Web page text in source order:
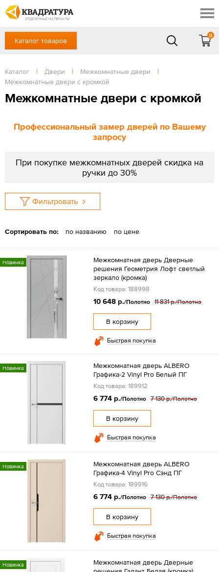
ОТДЕЛОЧНЫЕ МАТЕРИАЛЫ
Профи
Контакты
Доставка и оплата
Выставочный зал
Готовые решения
+7 (383) 209-98-97
Сб, Вс — выходной
ЗАКАЗАТЬ ЗВОНОК
Каталог товаров
0
Каталог | Двери | Межкомнатные двери
|
Межкомнатные двери с кромкой
Межкомнатные двери с кромкой
Профессиональный замер дверей по Вашему
запросу
При покупке межкомнатных дверей скидка на
ручки до 30%
Фильтровать
Сортировать по: по названию по цене
Новинка
Межкомнатная дверь Дверные
решения Геометрия Лофт светлый
зеркало (кромка)
Код товара: 188998
10 648 р./Полотно 11 831 р./Полотно
В корзину
Быстрая покупка
Новинка
Межкомнатная дверь ALBERO
Графика-2 Vinyl Pro Белый ПГ
Код товара: 189912
6 774 р./Полотно 7 130 р./Полотно
В корзину
Быстрая покупка
Новинка
Межкомнатная дверь ALBERO
Графика-4 Vinyl Pro Сэнд ПГ
Код товара: 189916
6 774 р./Полотно 7 130 р./Полотно
В корзину
Быстрая покупка
Новинка
Межкомнатная дверь Дверные